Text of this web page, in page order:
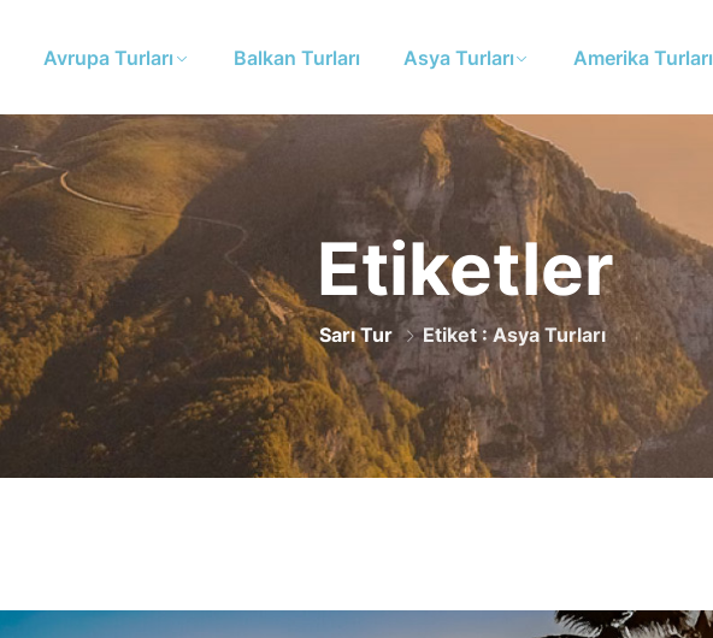
Avrupa Turları Balkan Turları Asya Turları Amerika Turları
Etiketler
Sarı Tur Etiket : Asya Turları